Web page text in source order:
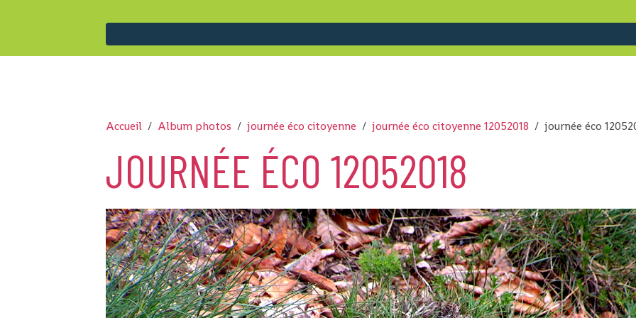
Accueil Album photos journée éco citoyenne journée éco citoyenne 12052018 journée éco
JOURNÉE ÉCO 12052018